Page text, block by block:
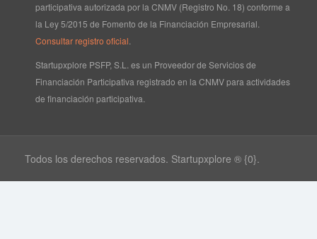
participativa autorizada por la CNMV (Registro No. 18) conforme a
la Ley 5/2015 de Fomento de la Financiación Empresarial.
Consultar registro oficial
Startupxplore PSFP, S.L. es un Proveedor de Servicios de
Financiación Participativa registrado en la CNMV para actividades
de financiación participativa.
Todos los derechos reservados. Startupxplore ® {0}.